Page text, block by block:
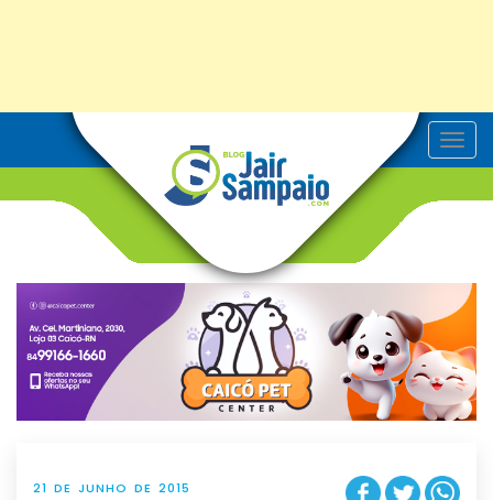
T
o
v
g
t
i
o
n
21 DE JUNHO DE 2015